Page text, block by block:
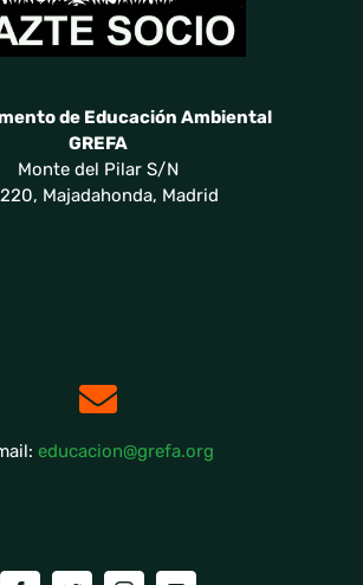
de Educación Ambiental
GREFA
Monte del Pilar S/N
Majadahonda, Madrid
educacion@grefa.org